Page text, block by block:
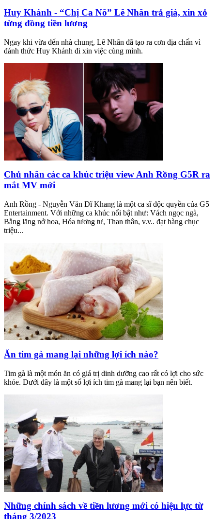
Huy Khánh - “Chị Ca Nô” Lê Nhân trả giá, xin xỏ
từng đồng tiền lương
Ngay khi vừa đến nhà chung, Lê Nhân đã tạo ra cơn địa chấn vì
đánh thức Huy Khánh đi xin việc cùng mình.
Chủ nhân các ca khúc triệu view Anh Rồng G5R ra
mắt MV mới
Anh Rồng - Nguyễn Văn Dĩ Khang là một ca sĩ độc quyền của G5
Entertainment. Với những ca khúc nổi bật như: Vách ngọc ngà,
Bằng lăng nở hoa, Hóa tương tư, Than thân, v.v.. đạt hàng chục
triệu...
Ăn tim gà mang lại những lợi ích nào?
Tim gà là một món ăn có giá trị dinh dưỡng cao rất có lợi cho sức
khỏe. Dưới đây là một số lợi ích tim gà mang lại bạn nên biết.
Những chính sách về tiền lương mới có hiệu lực từ
tháng 3/2023